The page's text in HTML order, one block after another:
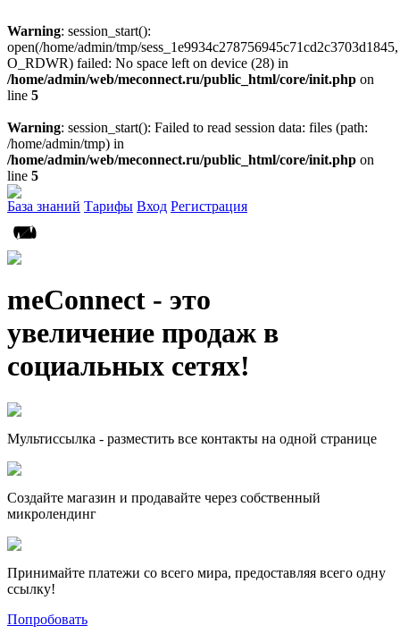
Warning: session_start():
open(/home/admin/tmp/sess_1e9934c278756945c71cd2c3703d1845,
O_RDWR) failed: No space left on device (28) in
/home/admin/web/meconnect.ru/public_html/core/init.php on
line 5
Warning: session_start(): Failed to read session data: files (path:
/home/admin/tmp) in
/home/admin/web/meconnect.ru/public_html/core/init.php on
line 5
База знаний Тарифы Вход Регистрация
meConnect - это
увеличение продаж в
социальных сетях!
Мультиссылка - разместить все контакты на одной странице
Создайте магазин и продавайте через собственный
микролендинг
Принимайте платежи со всего мира, предоставляя всего одну
ссылку!
Попробовать